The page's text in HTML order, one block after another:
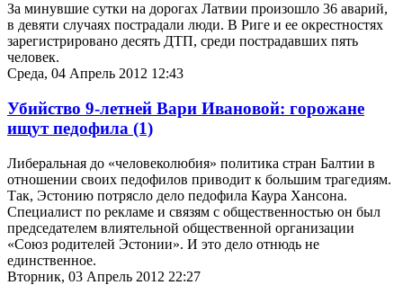
За минувшие сутки на дорогах Латвии произошло 36 аварий,
в девяти случаях пострадали люди. В Риге и ее окрестностях
зарегистрировано десять ДТП, среди пострадавших пять
человек.
Среда, 04 Апрель 2012 12:43
Убийство 9-летней Вари Ивановой: горожане
ищут педофила (1)
Либеральная до «человеколюбия» политика стран Балтии в
отношении своих педофилов приводит к большим трагедиям.
Так, Эстонию потрясло дело педофила Каура Хансона.
Специалист по рекламе и связям с общественностью он был
председателем влиятельной общественной организации
«Союз родителей Эстонии». И это дело отнюдь не
единственное.
Вторник, 03 Апрель 2012 22:27